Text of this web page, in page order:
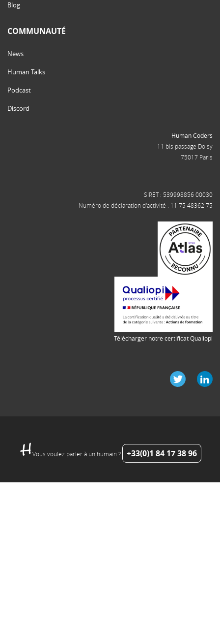
Blog
COMMUNAUTÉ
News
Human Talks
Podcast
Discord
Human Coders
11 bis passage Doisy
75017 Paris
SIRET : 539998856 00030
Numéro de déclaration d'activité : 11 75 48362 75
Télécharger notre certificat Qualiopi
Vous voulez parler à un humain ? +33(0)1 84 17 38 96